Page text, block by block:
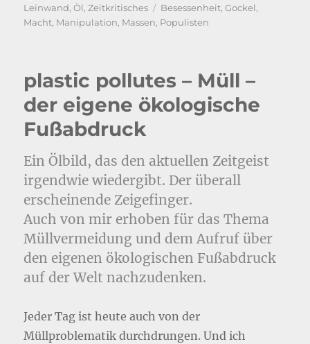
am
Leinwand,Öl,Zeitkritisches Schlagwörter
Besessenheit,Gockel,
Macht, Manipulation, Massen, Populisten
plastic pollutes – Müll –
der eigene ökologische
Fußabdruck
Ein Ölbild, das den aktuellen Zeitgeist
irgendwie wiedergibt. Der überall
erscheinende Zeigefinger.
Auch von mir erhoben für das Thema
Müllvermeidung und dem Aufruf über
den eigenen ökologischen Fußabdruck
auf der Welt nachzudenken.
Jeder Tag ist heute auch von der
Müllproblematik durchdrungen. Und ich